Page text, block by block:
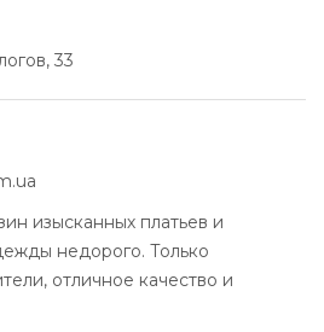
33
изысканных платьев и
недорого. Только
отличное качество и